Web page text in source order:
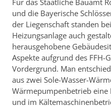
Für das Staatliche Bauamt
und die Bayerische
der Liegenschaft standen
Heizungsanlage auch
herausgehobene
Aspekte aufgrund des FFH-
Vordergrund. Man
aus zwei Sole-Wasser-
Wärmepumpenbetrieb
und im